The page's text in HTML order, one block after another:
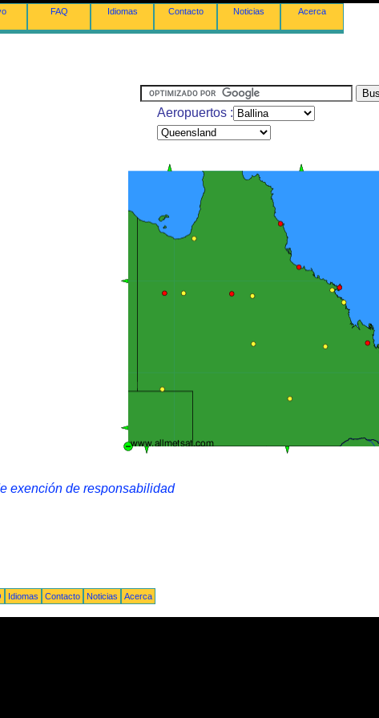
FAQ Idiomas Contacto Noticias Acerca
Aeropuertos :
exención de responsabilidad
Idiomas Contacto Noticias Acerca